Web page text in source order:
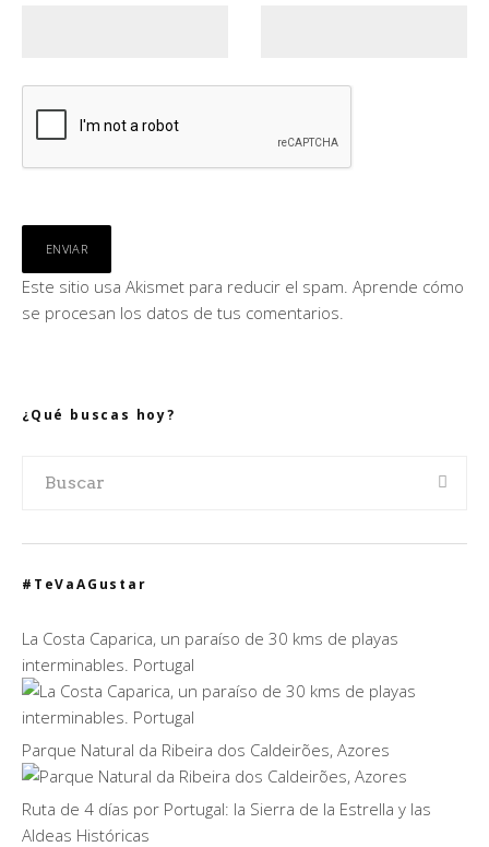
Este sitio usa Akismet para reducir el spam. Aprende cómo
se procesan los datos de tus comentarios.
¿Qué buscas hoy?
#TeVaAGustar
La Costa Caparica, un paraíso de 30 kms de playas
interminables. Portugal
Parque Natural da Ribeira dos Caldeirões, Azores
Ruta de 4 días por Portugal: la Sierra de la Estrella y las
Aldeas Históricas